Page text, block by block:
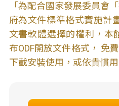
「為配合國家發展委員會
府為文件標準格式實施計
文書軟體選擇的權利，本
布ODF開放文件格式， 免
下載安裝使用，或依貴慣